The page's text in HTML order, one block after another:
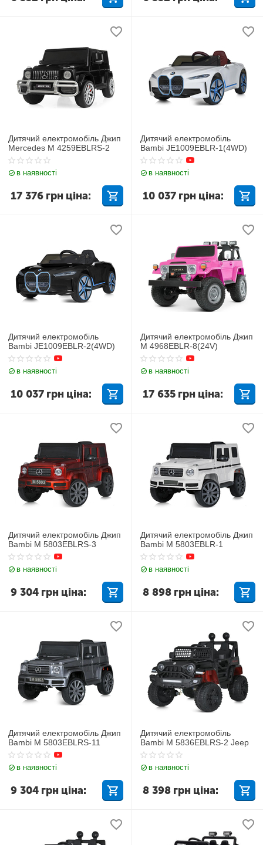
Дитячий електромобіль Джип
Mercedes M 4259EBLRS-2
в наявності
17 376 грн ціна:
Дитячий електромобіль
Bambi JE1009EBLR-1(4WD)
в наявності
10 037 грн ціна:
Дитячий електромобіль
Bambi JE1009EBLR-2(4WD)
в наявності
10 037 грн ціна:
Дитячий електромобіль Джип
M 4968EBLR-8(24V)
в наявності
17 635 грн ціна:
Дитячий електромобіль Джип
Bambi M 5803EBLRS-3
в наявності
9 304 грн ціна:
Дитячий електромобіль Джип
Bambi M 5803EBLR-1
в наявності
8 898 грн ціна:
Дитячий електромобіль Джип
Bambi M 5803EBLRS-11
в наявності
9 304 грн ціна:
Дитячий електромобіль
Bambi M 5836EBLRS-2 Jeep
в наявності
8 398 грн ціна: